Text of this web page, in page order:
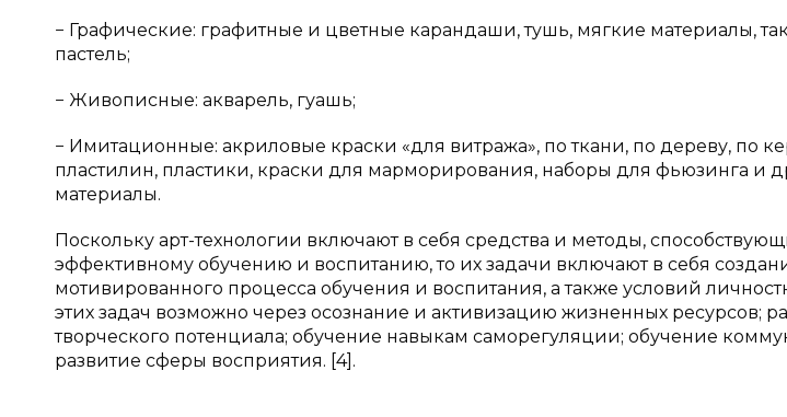
− Графические: графитные и цветные карандаши, тушь, мягкие материалы,
пастель;
− Живописные: акварель, гуашь;
− Имитационные: акриловые краски «для витража», по ткани, по дереву, по
пластилин, пластики, краски для марморирования, наборы для фьюзинга и
материалы.
Поскольку арт-технологии включают в себя средства и методы,
эффективному обучению и воспитанию, то их задачи включают в себя
мотивированного процесса обучения и воспитания, а также условий
этих задач возможно через осознание и активизацию жизненных ресурсов;
творческого потенциала; обучение навыкам саморегуляции; обучение
развитие сферы восприятия. [4].